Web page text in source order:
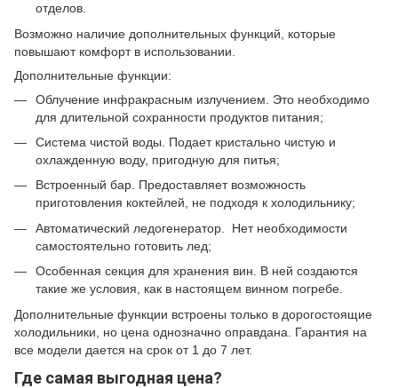
отделов.
Возможно наличие дополнительных функций, которые
повышают комфорт в использовании.
Дополнительные функции:
Облучение инфракрасным излучением. Это необходимо
для длительной сохранности продуктов питания;
Система чистой воды. Подает кристально чистую и
охлажденную воду, пригодную для питья;
Встроенный бар. Предоставляет возможность
приготовления коктейлей, не подходя к холодильнику;
Автоматический ледогенератор. Нет необходимости
самостоятельно готовить лед;
Особенная секция для хранения вин. В ней создаются
такие же условия, как в настоящем винном погребе.
Дополнительные функции встроены только в дорогостоящие
холодильники, но цена однозначно оправдана. Гарантия на
все модели дается на срок от 1 до 7 лет.
Где самая выгодная цена?